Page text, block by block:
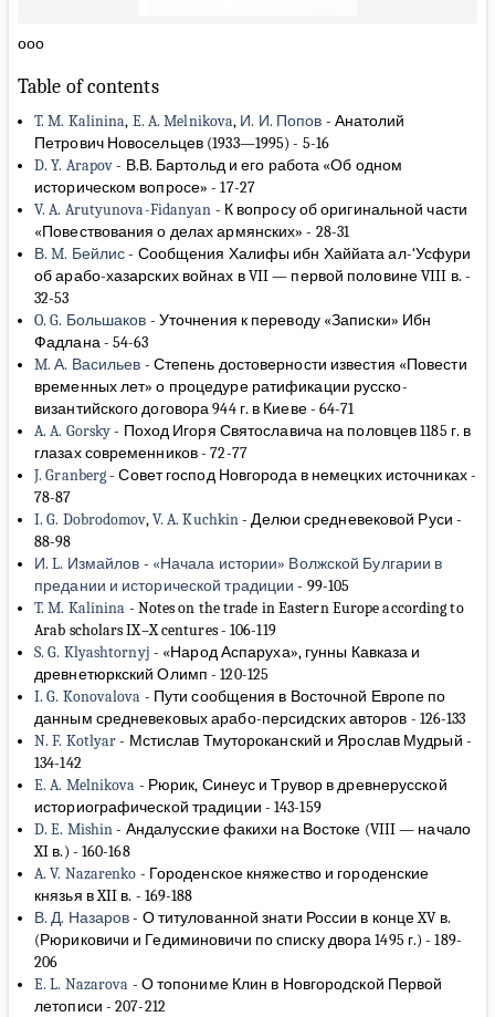
ооо
Table of contents
T. M. Kalinina, E. A. Melnikova, И. И. Попов - Анатолий
Петрович Новосельцев (1933—1995)- 5-16
D. Y. Arapov- В.В. Бартольд и его работа «Об одном
историческом вопросе»- 17-27
V. A. Arutyunova-Fidanyan - К вопросу об оригинальной части
«Повествования о делах армянских»- 28-31
В. M. Бейлис- Сообщения Халифы ибн Хаййата ал-‘Усфури
об арабо-хазарских войнах в VII — первой половине VIII в. -
32-53
O. G. Большаков - Уточнения к переводу «Записки» Ибн
Фадлана- 54-63
M. А. Васильев - Степень достоверности известия «Повести
временных лет» о процедуре ратификации русско-
византийского договора 944 г. в Киеве- 64-71
A. A. Gorsky- Поход Игоря Святославича на половцев 1185 г. в
глазах современников- 72-77
J. Granberg- Совет господ Новгорода в немецких источниках-
78-87
I. G. Dobrodomov,V. A. Kuchkin- Делюи средневековой Руси -
88-98
И. L. Измайлов - «Начала истории» Волжской Булгарии в
предании и исторической традиции - 99-105
T. M. Kalinina - Notes on the trade in Eastern Europe according to
Arab scholars IX–X centures- 106-119
S. G. Klyashtornyj - «Народ Аспаруха», гунны Кавказа и
древнетюркский Олимп- 120-125
I. G. Konovalova - Пути сообщения в Восточной Европе по
данным средневековых арабо-персидских авторов - 126-133
N. F. Kotlyar - Мстислав Тмутороканский и Ярослав Мудрый -
134-142
E. A. Melnikova - Рюрик, Синеус и Трувор в древнерусской
историографической традиции - 143-159
D. E. Mishin- Андалусские факихи на Востоке (VIII — начало
XI в.) - 160-168
A. V. Nazarenko - Городенское княжество и городенские
князья в XII в. - 169-188
В. Д. Назаров - О титулованной знати России в конце XV в.
(Рюриковичи и Гедиминовичи по списку двора 1495 г.)- 189-
206
E. L. Nazarova - О топониме Клин в Новгородской Первой
летописи - 207-212